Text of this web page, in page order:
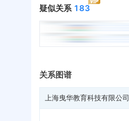
疑似关系 183
关系图谱
上海曳华教育科技有限公司